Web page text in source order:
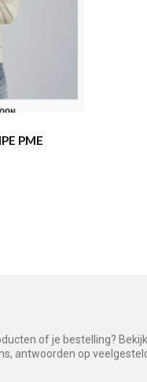
PME
of je bestelling?
antwoorden op